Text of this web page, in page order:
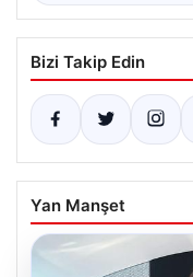
Bizi Takip Edin
Yan Manşet